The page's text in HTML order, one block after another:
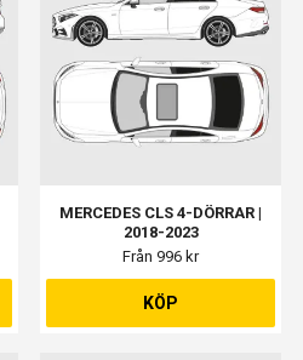
MERCEDES CLS 4-DÖRRAR |
2018-2023
Från 996 kr
KÖP